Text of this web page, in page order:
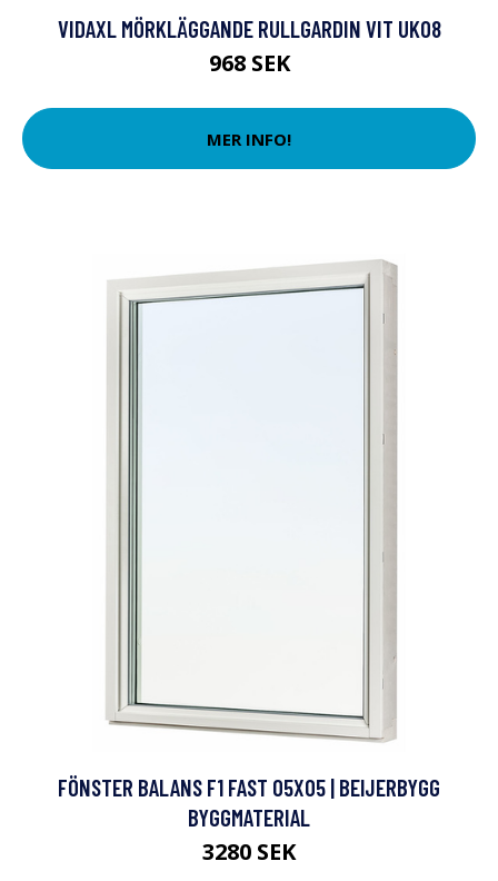
VIDAXL MÖRKLÄGGANDE RULLGARDIN VIT UK08
968 SEK
MER INFO!
FÖNSTER BALANS F1 FAST 05X05 | BEIJERBYGG
BYGGMATERIAL
3280 SEK